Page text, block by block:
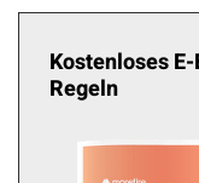
Kostenloses
Regeln